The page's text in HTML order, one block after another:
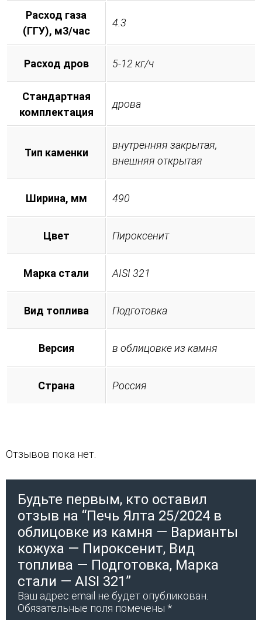
Расход газа
(ГГУ), м3/час
4.3
Расход дров 5-12 кг/ч
Стандартная
комплектация
дрова
Тип каменки
внутренняя закрытая,
внешняя открытая
Ширина, мм 490
Цвет Пироксенит
Марка стали AISI 321
Вид топлива Подготовка
Версия в облицовке из камня
Страна Россия
Отзывов пока нет.
Будьте первым, кто оставил
отзыв на “Печь Ялта 25/2024 в
облицовке из камня — Варианты
кожуха — Пироксенит, Вид
топлива — Подготовка, Марка
стали — AISI 321”
Ваш адрес email не будет опубликован.
Обязательные поля помечены *